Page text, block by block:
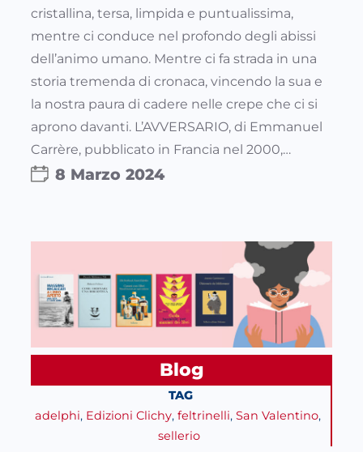
cristallina, tersa, limpida e puntualissima,
mentre ci conduce nel profondo degli abissi
dell’animo umano. Mentre ci fa strada in una
storia tremenda di cronaca, vincendo la sua e
la nostra paura di cadere nelle crepe che ci si
aprono davanti. L’AVVERSARIO, di Emmanuel
Carrère, pubblicato in Francia nel 2000,…
8 Marzo 2024
Blog
TAG
adelphi, Edizioni Clichy, feltrinelli, San Valentino
sellerio